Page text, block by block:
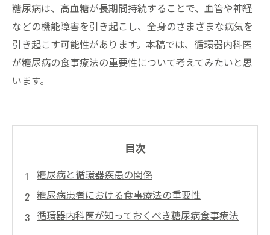
糖尿病は、高血糖が長期間持続することで、血管や神経
などの機能障害を引き起こし、全身のさまざまな病気を
引き起こす可能性があります。本稿では、循環器内科医
が糖尿病の食事療法の重要性について考えてみたいと思
います。
目次
糖尿病と循環器疾患の関係
糖尿病患者における食事療法の重要性
循環器内科医が知っておくべき糖尿病食事療法